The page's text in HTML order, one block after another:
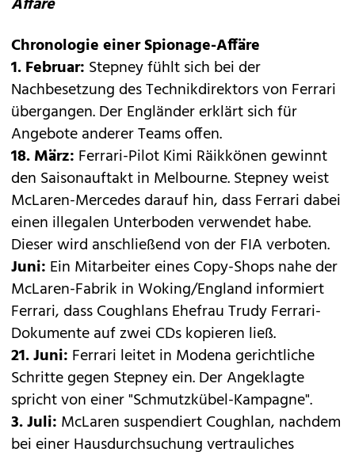
Chronologie einer Spionage-Affäre
1. Februar: Stepney fühlt sich bei der
Nachbesetzung des Technikdirektors von Ferrari
übergangen. Der Engländer erklärt sich für
Angebote anderer Teams offen.
18. März: Ferrari-Pilot Kimi Räikkönen gewinnt
den Saisonauftakt in Melbourne. Stepney weist
McLaren-Mercedes darauf hin, dass Ferrari dabei
einen illegalen Unterboden verwendet habe.
Dieser wird anschließend von der FIA verboten.
Juni: Ein Mitarbeiter eines Copy-Shops nahe der
McLaren-Fabrik in Woking/England informiert
Ferrari, dass Coughlans Ehefrau Trudy Ferrari-
Dokumente auf zwei CDs kopieren ließ.
21. Juni: Ferrari leitet in Modena gerichtliche
Schritte gegen Stepney ein. Der Angeklagte
spricht von einer "Schmutzkübel-Kampagne".
3. Juli: McLaren suspendiert Coughlan, nachdem
bei einer Hausdurchsuchung vertrauliches